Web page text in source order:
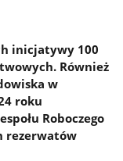
inicjatywy 100
Również
w
roku
Roboczego
rezerwatów